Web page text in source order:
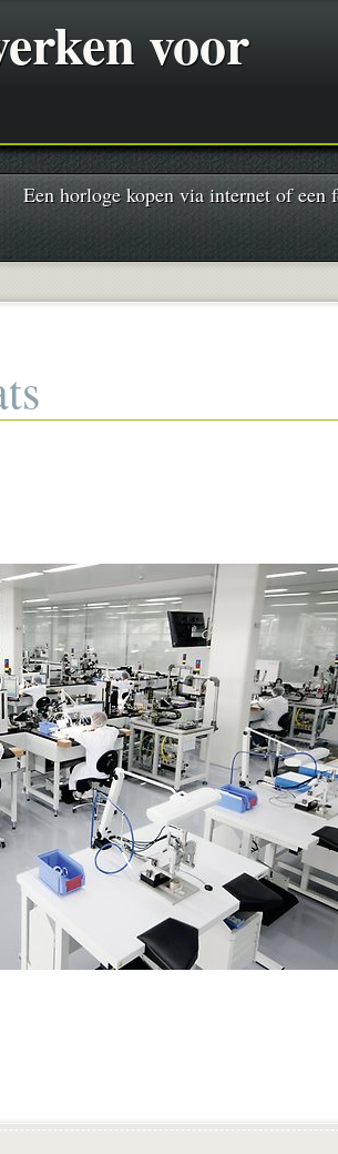
voor
Een horloge kopen via internet of een